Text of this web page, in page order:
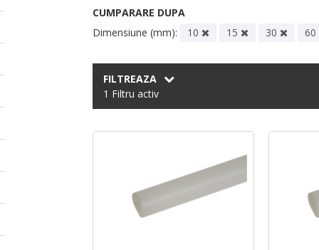
CUMPARARE DUPA
Dimensiune (mm):
10 15 30 60
FILTREAZA
1 Filtru activ